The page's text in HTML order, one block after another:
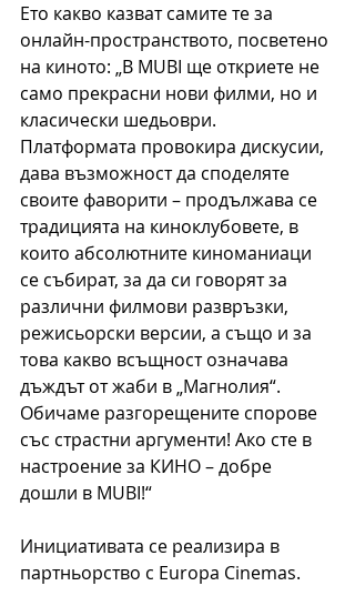
Ето какво казват самите те за
онлайн-пространството, посветено
на киното: „В MUBI ще откриете не
само прекрасни нови филми, но и
класически шедьоври.
Платформата провокира дискусии,
дава възможност да споделяте
своите фаворити – продължава се
традицията на киноклубовете, в
които абсолютните киноманиаци
се събират, за да си говорят за
различни филмови развръзки,
режисьорски версии, а също и за
това какво всъщност означава
дъждът от жаби в „Магнолия“.
Обичаме разгорещените спорове
със страстни аргументи! Ако сте в
настроение за КИНО – добре
дошли в MUBI!“
Инициативата се реализира в
партньорство с Europa Cinemas.